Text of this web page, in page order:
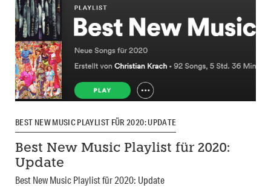
BEST NEW MUSIC PLAYLIST FÜR 2020: UPDATE
Best New Music Playlist für 2020:
Update
Best New Music Playlist für 2020: Update